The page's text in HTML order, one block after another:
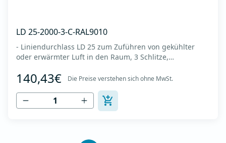
LD 25-2000-3-C-RAL9010
- Liniendurchlass LD 25 zum Zuführen von gekühlter
oder erwärmter Luft in den Raum, 3 Schlitze,
Wand montiert -Es besteht aus eloxiertem Aluminium in
RAL 9010 (weiße Farbe). -Integrierter Kunststoffregler
(Deflektor), der den Luftstrom lenkt (links...
140,43€ Die Preise verstehen sich ohne MwSt.